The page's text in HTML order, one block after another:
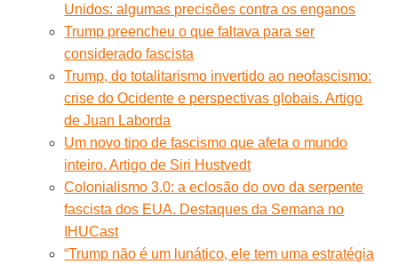
Unidos: algumas precisões contra os enganos
Trump preencheu o que faltava para ser
considerado fascista
Trump, do totalitarismo invertido ao neofascismo:
crise do Ocidente e perspectivas globais. Artigo
de Juan Laborda
Um novo tipo de fascismo que afeta o mundo
inteiro. Artigo de Siri Hustvedt
Colonialismo 3.0: a eclosão do ovo da serpente
fascista dos EUA. Destaques da Semana no
IHUCast
“Trump não é um lunático, ele tem uma estratégia